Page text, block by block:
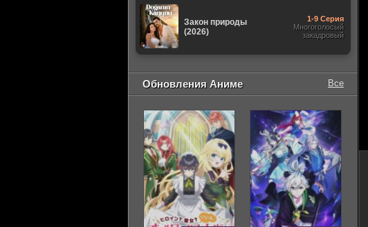
Закон природы
(2026)
1-9 Серия
Многоголосый
закадровый
Обновления Аниме Все